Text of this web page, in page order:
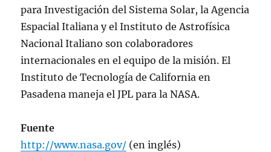
para Investigación del Sistema Solar, la Agencia
Espacial Italiana y el Instituto de Astrofísica
Nacional Italiano son colaboradores
internacionales en el equipo de la misión. El
Instituto de Tecnología de California en
Pasadena maneja el JPL para la NASA.
Fuente
http://www.nasa.gov/ (en inglés)